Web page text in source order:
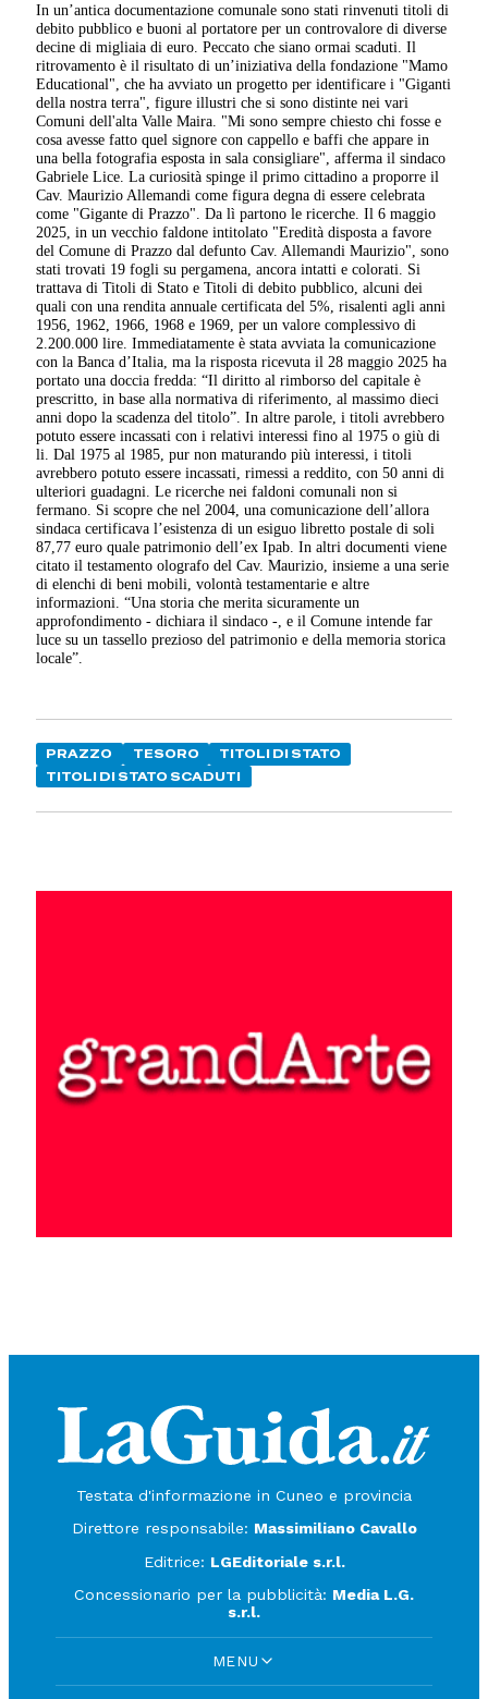
In un’antica documentazione comunale sono stati rinvenuti titoli di
debito pubblico e buoni al portatore per un controvalore di diverse
decine di migliaia di euro. Peccato che siano ormai scaduti. Il
ritrovamento è il risultato di un’iniziativa della fondazione "Mamo
Educational", che ha avviato un progetto per identificare i "Giganti
della nostra terra", figure illustri che si sono distinte nei vari
Comuni dell'alta Valle Maira. "Mi sono sempre chiesto chi fosse e
cosa avesse fatto quel signore con cappello e baffi che appare in
una bella fotografia esposta in sala consigliare", afferma il sindaco
Gabriele Lice. La curiosità spinge il primo cittadino a proporre il
Cav. Maurizio Allemandi come figura degna di essere celebrata
come "Gigante di Prazzo". Da lì partono le ricerche. Il 6 maggio
2025, in un vecchio faldone intitolato "Eredità disposta a favore
del Comune di Prazzo dal defunto Cav. Allemandi Maurizio", sono
stati trovati 19 fogli su pergamena, ancora intatti e colorati. Si
trattava di Titoli di Stato e Titoli di debito pubblico, alcuni dei
quali con una rendita annuale certificata del 5%, risalenti agli anni
1956, 1962, 1966, 1968 e 1969, per un valore complessivo di
2.200.000 lire. Immediatamente è stata avviata la comunicazione
con la Banca d’Italia, ma la risposta ricevuta il 28 maggio 2025 ha
portato una doccia fredda: “Il diritto al rimborso del capitale è
prescritto, in base alla normativa di riferimento, al massimo dieci
anni dopo la scadenza del titolo”. In altre parole, i titoli avrebbero
potuto essere incassati con i relativi interessi fino al 1975 o giù di
li. Dal 1975 al 1985, pur non maturando più interessi, i titoli
avrebbero potuto essere incassati, rimessi a reddito, con 50 anni di
ulteriori guadagni. Le ricerche nei faldoni comunali non si
fermano. Si scopre che nel 2004, una comunicazione dell’allora
sindaca certificava l’esistenza di un esiguo libretto postale di soli
87,77 euro quale patrimonio dell’ex Ipab. In altri documenti viene
citato il testamento olografo del Cav. Maurizio, insieme a una serie
di elenchi di beni mobili, volontà testamentarie e altre
informazioni. “Una storia che merita sicuramente un
approfondimento - dichiara il sindaco -, e il Comune intende far
luce su un tassello prezioso del patrimonio e della memoria storica
locale”.
PRAZZO TESORO
TITOLI DI STATO
TITOLI DI STATO SCADUTI
Testata d'informazione in Cuneo e provincia
Direttore responsabile: Massimiliano Cavallo
Editrice: LGEditoriale s.r.l.
Concessionario per la pubblicità: Media L.G.
s.r.l.
MENU